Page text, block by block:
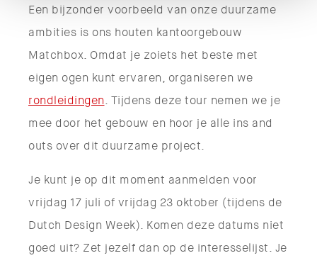
Een bijzonder voorbeeld van onze duurzame
ambities is ons houten kantoorgebouw
Matchbox. Omdat je zoiets het beste met
eigen ogen kunt ervaren, organiseren we
rondleidingen. Tijdens deze tour nemen we je
mee door het gebouw en hoor je alle ins and
outs over dit duurzame project.
Je kunt je op dit moment aanmelden voor
vrijdag 17 juli of vrijdag 23 oktober (tijdens de
Dutch Design Week). Komen deze datums niet
goed uit? Zet jezelf dan op de interesselijst. Je